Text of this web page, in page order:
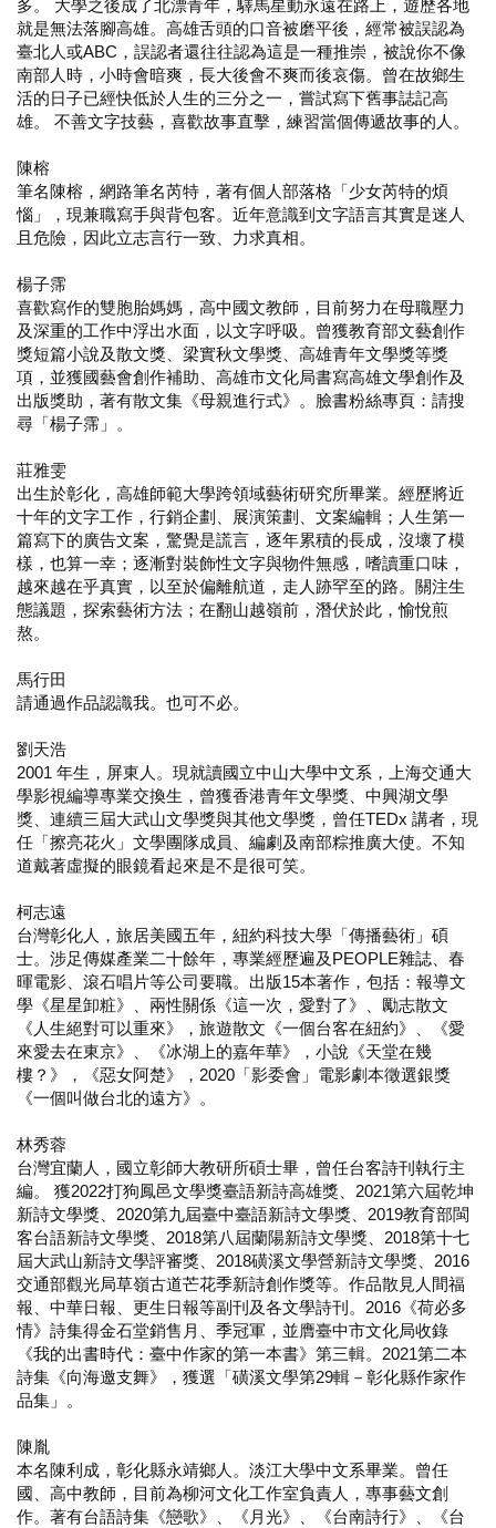
多。 大學之後成了北漂青年，驛馬星動永遠在路上，遊歷各地
就是無法落腳高雄。高雄舌頭的口音被磨平後，經常被誤認為
臺北人或ABC，誤認者還往往認為這是一種推崇，被說你不像
南部人時，小時會暗爽，長大後會不爽而後哀傷。曾在故鄉生
活的日子已經快低於人生的三分之一，嘗試寫下舊事誌記高
雄。 不善文字技藝，喜歡故事直擊，練習當個傳遞故事的人。
陳榕
筆名陳榕，網路筆名芮特，著有個人部落格「少女芮特的煩
惱」，現兼職寫手與背包客。近年意識到文字語言其實是迷人
且危險，因此立志言行一致、力求真相。
楊子霈
喜歡寫作的雙胞胎媽媽，高中國文教師，目前努力在母職壓力
及深重的工作中浮出水面，以文字呼吸。曾獲教育部文藝創作
獎短篇小說及散文獎、梁實秋文學獎、高雄青年文學獎等獎
項，並獲國藝會創作補助、高雄市文化局書寫高雄文學創作及
出版獎助，著有散文集《母親進行式》。臉書粉絲專頁：請搜
尋「楊子霈」。
莊雅雯
出生於彰化，高雄師範大學跨領域藝術研究所畢業。經歷將近
十年的文字工作，行銷企劃、展演策劃、文案編輯；人生第一
篇寫下的廣告文案，驚覺是謊言，逐年累積的長成，沒壞了模
樣，也算一幸；逐漸對裝飾性文字與物件無感，嗜讀重口味，
越來越在乎真實，以至於偏離航道，走人跡罕至的路。關注生
態議題，探索藝術方法；在翻山越嶺前，潛伏於此，愉悅煎
熬。
馬行田
請通過作品認識我。也可不必。
劉天浩
2001 年生，屏東人。現就讀國立中山大學中文系，上海交通大
學影視編導專業交換生，曾獲香港青年文學獎、中興湖文學
獎、連續三屆大武山文學獎與其他文學獎，曾任TEDx 講者，現
任「擦亮花火」文學團隊成員、編劇及南部粽推廣大使。不知
道戴著虛擬的眼鏡看起來是不是很可笑。
柯志遠
台灣彰化人，旅居美國五年，紐約科技大學「傳播藝術」碩
士。涉足傳媒產業二十餘年，專業經歷遍及PEOPLE雜誌、春
暉電影、滾石唱片等公司要職。出版15本著作，包括：報導文
學《星星卸粧》、兩性關係《這一次，愛對了》、勵志散文
《人生絕對可以重來》，旅遊散文《一個台客在紐約》、《愛
來愛去在東京》、《冰湖上的嘉年華》，小說《天堂在幾
樓？》，《惡女阿楚》，2020「影委會」電影劇本徵選銀獎
《一個叫做台北的遠方》。
林秀蓉
台灣宜蘭人，國立彰師大教研所碩士畢，曾任台客詩刊執行主
編。 獲2022打狗鳳邑文學獎臺語新詩高雄獎、2021第六屆乾坤
新詩文學獎、2020第九屆臺中臺語新詩文學獎、2019教育部閩
客台語新詩文學獎、2018第八屆蘭陽新詩文學獎、2018第十七
屆大武山新詩文學評審獎、2018磺溪文學營新詩文學獎、2016
交通部觀光局草嶺古道芒花季新詩創作獎等。作品散見人間福
報、中華日報、更生日報等副刊及各文學詩刊。2016《荷必多
情》詩集得金石堂銷售月、季冠軍，並膺臺中市文化局收錄
《我的出書時代：臺中作家的第一本書》第三輯。2021第二本
詩集《向海邀支舞》，獲選「磺溪文學第29輯－彰化縣作家作
品集」。
陳胤
本名陳利成，彰化縣永靖鄉人。淡江大學中文系畢業。曾任
國、高中教師，目前為柳河文化工作室負責人，專事藝文創
作。著有台語詩集《戀歌》、《月光》、《台南詩行》、《台